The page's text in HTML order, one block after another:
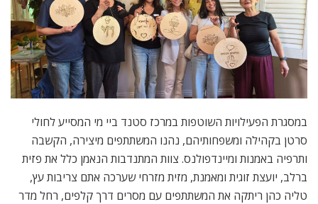
במסגרת הפעילויות השוטפות במרכז סטנד ביי מי המסייע לחולי
סרטן בקהילה ומשפחותיהם, נהנו המשתתפים מיצירה, הקשבה
ותרפיה באמנות ומיינדפולנס. צוות המתנדבות הנאמן כלל את פזית
ברלב, יועצת זוגית ומאמנת, מזית מזרחי שערכה אתם צריבות עץ,
טליה כהן ריתקה את המשתתפים עם מסרים דרך קלפים, רחל מדר